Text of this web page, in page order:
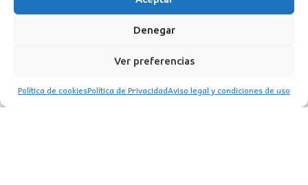
Denegar
Ver preferencias
Política de cookiesPolítica de PrivacidadAviso legal y condiciones de uso
WhatsApp
TikTok
Instagram